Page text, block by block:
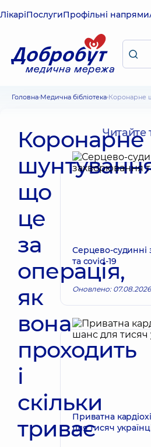
ЛікаріПослугиПрофільні напрями
Головна Медична бібліотека Коронарне
Коронарне
що
це
за
операція,
як
вона
проходить
і
скільки
триває
Читайте
Серцево-судинні
та covid-19
Оновлено: 07.08.2026
Приватна
для тисяч